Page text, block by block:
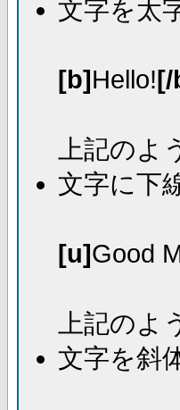
文字を太
[b]Hello![/
上記のよ
文字に下
[u]Good
上記のよ
文字を斜